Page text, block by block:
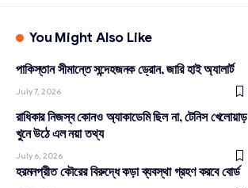
You Might Also Like
পাকিস্তান সীমান্তে সন্দেহজনক ড্রোন, জারি হাই অ্যালার্ট
July 7, 2026
রাধিকার নিজস্ব কোনও অ্যাকাডেমি ছিল না, টেনিস খেলোয়াড়
খুনে উঠে এল নয়া তথ্য
July 6, 2026
হরমনপ্রীত কৌরের বিরুদ্ধে কড়া ব্যবস্থা গ্রহণ করবে বোর্ড